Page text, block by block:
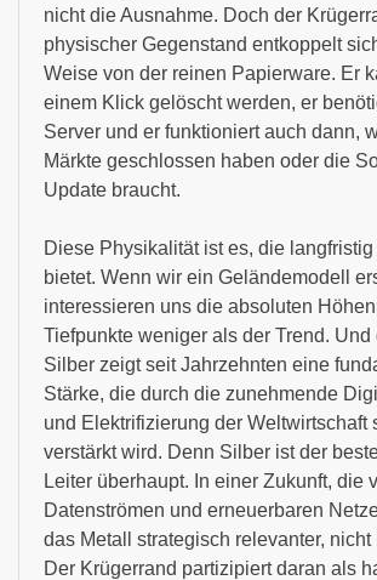
nicht die Ausnahme. Doch der
physischer Gegenstand entkoppelt
Weise von der reinen Papierware. Er
einem Klick gelöscht werden, er
Server und er funktioniert auch dann,
Märkte geschlossen haben oder die
Update braucht.
Diese Physikalität ist es, die
bietet. Wenn wir ein Geländemodell
interessieren uns die absoluten
Tiefpunkte weniger als der Trend. Und
Silber zeigt seit Jahrzehnten eine
Stärke, die durch die zunehmende
und Elektrifizierung der Weltwirtschaft
verstärkt wird. Denn Silber ist der
Leiter überhaupt. In einer Zukunft, die
Datenströmen und erneuerbaren
das Metall strategisch relevanter, nicht
Der Krügerrand partizipiert daran als